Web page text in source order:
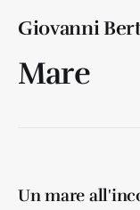
Giovanni
Mare
Un mare